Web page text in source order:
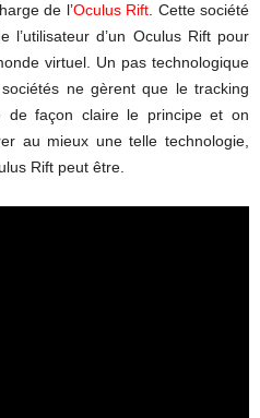
de l’Oculus Rift. Cette société
d’un Oculus Rift pour
virtuel. Un pas technologique
ne gèrent que le tracking
de façon claire le principe et on
au mieux une telle technologie,
Rift peut être.